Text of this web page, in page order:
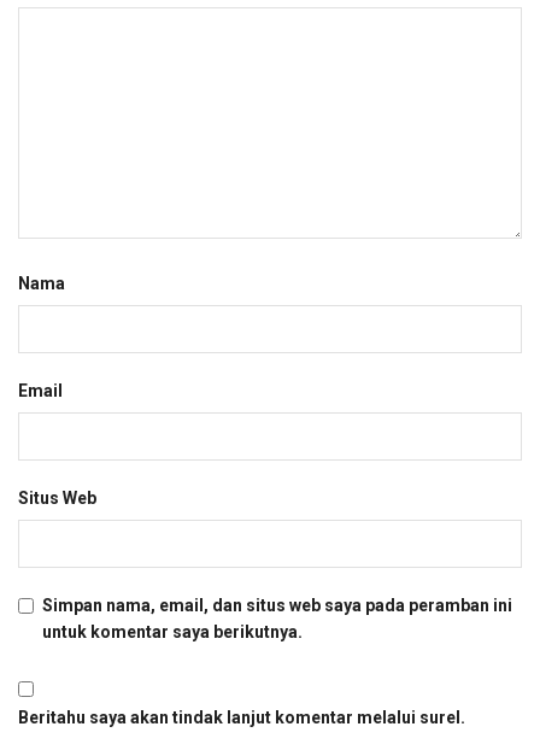
Nama
Email
Situs Web
Simpan nama, email, dan situs web saya pada peramban ini
untuk komentar saya berikutnya.
Beritahu saya akan tindak lanjut komentar melalui surel.